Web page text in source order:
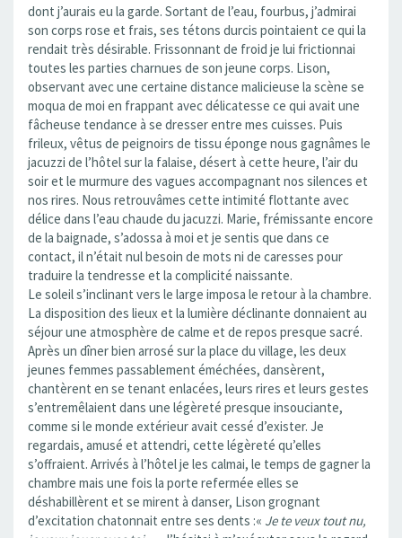
dont j’aurais eu la garde. Sortant de l’eau, fourbus, j’admirai
son corps rose et frais, ses tétons durcis pointaient ce qui la
rendait très désirable. Frissonnant de froid je lui frictionnai
toutes les parties charnues de son jeune corps. Lison,
observant avec une certaine distance malicieuse la scène se
moqua de moi en frappant avec délicatesse ce qui avait une
fâcheuse tendance à se dresser entre mes cuisses. Puis
frileux, vêtus de peignoirs de tissu éponge nous gagnâmes le
jacuzzi de l’hôtel sur la falaise, désert à cette heure, l’air du
soir et le murmure des vagues accompagnant nos silences et
nos rires. Nous retrouvâmes cette intimité flottante avec
délice dans l’eau chaude du jacuzzi. Marie, frémissante encore
de la baignade, s’adossa à moi et je sentis que dans ce
contact, il n’était nul besoin de mots ni de caresses pour
traduire la tendresse et la complicité naissante.
Le soleil s’inclinant vers le large imposa le retour à la chambre.
La disposition des lieux et la lumière déclinante donnaient au
séjour une atmosphère de calme et de repos presque sacré.
Après un dîner bien arrosé sur la place du village, les deux
jeunes femmes passablement éméchées, dansèrent,
chantèrent en se tenant enlacées, leurs rires et leurs gestes
s’entremêlaient dans une légèreté presque insouciante,
comme si le monde extérieur avait cessé d’exister. Je
regardais, amusé et attendri, cette légèreté qu’elles
s’offraient. Arrivés à l’hôtel je les calmai, le temps de gagner la
chambre mais une fois la porte refermée elles se
déshabillèrent et se mirent à danser, Lison grognant
d’excitation chatonnait entre ses dents :« Je te veux tout nu,